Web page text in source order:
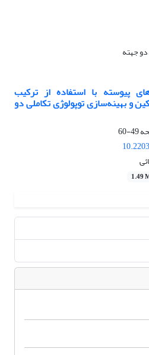
دو جهته
پیوسته با استفاده از ترکیب
و بهینه‌سازی توپولوژی تکاملی دو
49-60
1.49